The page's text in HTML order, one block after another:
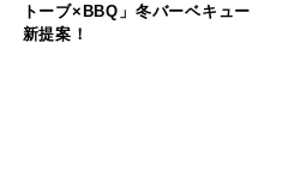
トーブ×BBQ」冬バーベキュー
新提案！